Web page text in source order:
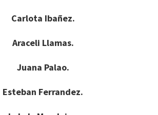
Carlota Ibañez.
Araceli Llamas.
Juana Palao.
Esteban Ferrandez.